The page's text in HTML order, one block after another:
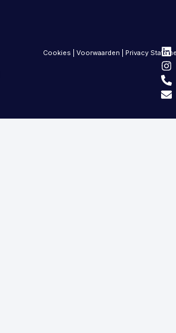
Cookies |Voorwaarden Privacy